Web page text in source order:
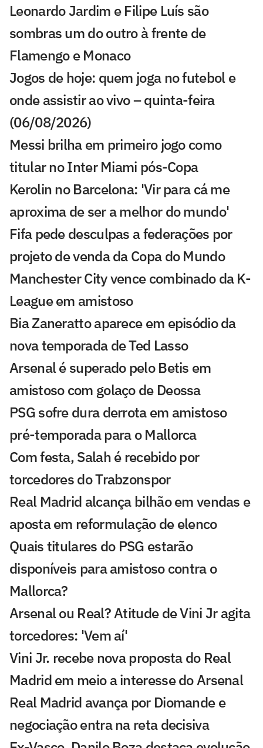
Leonardo Jardim e Filipe Luís são
sombras um do outro à frente de
Flamengo e Monaco
Jogos de hoje: quem joga no futebol e
onde assistir ao vivo – quinta-feira
(06/08/2026)
Messi brilha em primeiro jogo como
titular no Inter Miami pós-Copa
Kerolin no Barcelona: 'Vir para cá me
aproxima de ser a melhor do mundo'
Fifa pede desculpas a federações por
projeto de venda da Copa do Mundo
Manchester City vence combinado da K-
League em amistoso
Bia Zaneratto aparece em episódio da
nova temporada de Ted Lasso
Arsenal é superado pelo Betis em
amistoso com golaço de Deossa
PSG sofre dura derrota em amistoso
pré-temporada para o Mallorca
Com festa, Salah é recebido por
torcedores do Trabzonspor
Real Madrid alcança bilhão em vendas e
aposta em reformulação de elenco
Quais titulares do PSG estarão
disponíveis para amistoso contra o
Mallorca?
Arsenal ou Real? Atitude de Vini Jr agita
torcedores: 'Vem aí'
Vini Jr. recebe nova proposta do Real
Madrid em meio a interesse do Arsenal
Real Madrid avança por Diomande e
negociação entra na reta decisiva